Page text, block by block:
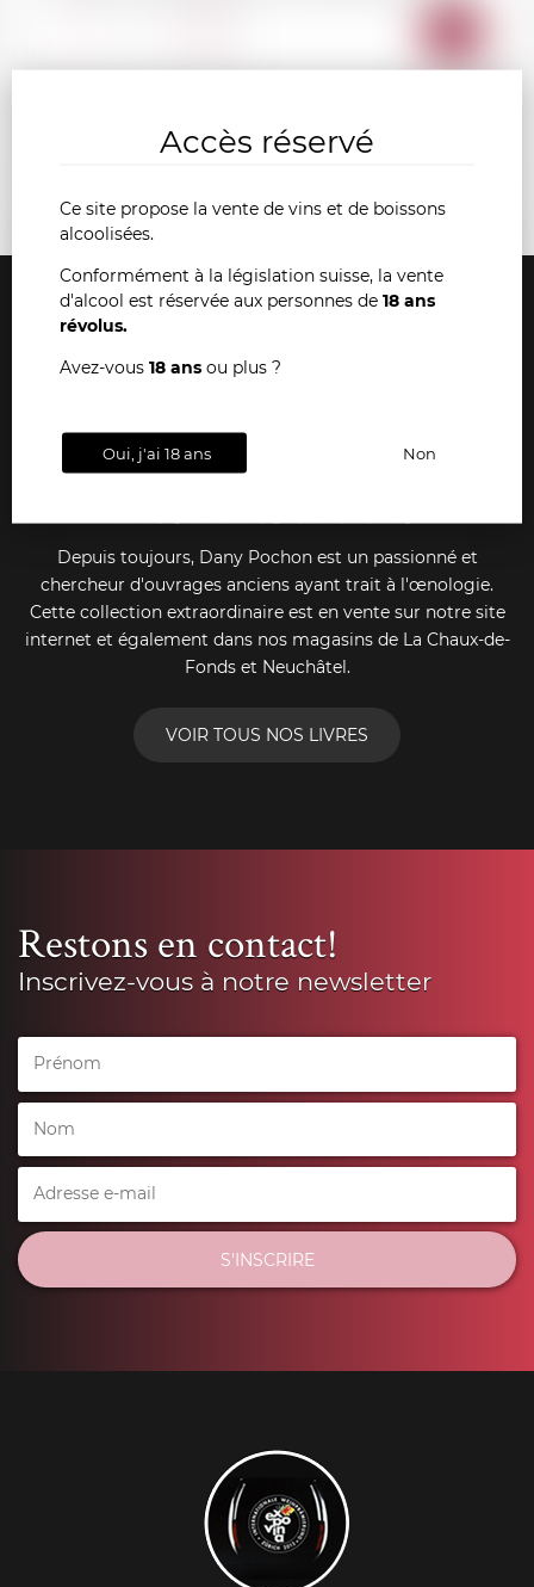
dès 36 bouteilles
Nos livres anciens
Depuis toujours, Dany Pochon est un passionné et
chercheur d'ouvrages anciens ayant trait à l'œnologie.
Cette collection extraordinaire est en vente sur notre site
internet et également dans nos magasins de La Chaux-de-
Fonds et Neuchâtel.
VOIR TOUS NOS LIVRES
Restons en contact!
Inscrivez-vous à notre newsletter
S'INSCRIRE
Accès réservé
Ce site propose la vente de vins et de boissons
alcoolisées.
Conformément à la législation suisse, la vente
d'alcool est réservée aux personnes de 18 ans
révolus.
Avez-vous 18 ans ou plus ?
Oui, j'ai 18 ans Non